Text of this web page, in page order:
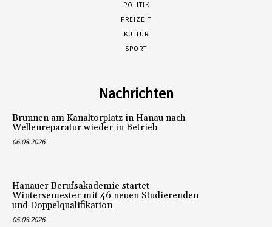
POLITIK
FREIZEIT
KULTUR
SPORT
Nachrichten
Brunnen am Kanaltorplatz in Hanau nach
Wellenreparatur wieder in Betrieb
06.08.2026
Hanauer Berufsakademie startet
Wintersemester mit 46 neuen Studierenden
und Doppelqualifikation
05.08.2026